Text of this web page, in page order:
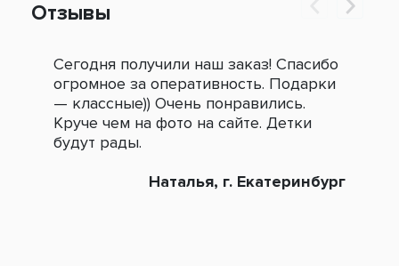
Отзывы
Сегодня получили наш заказ! Спасибо
огромное за оперативность. Подарки
— классные)) Очень понравились.
Круче чем на фото на сайте. Детки
будут рады.
Наталья, г. Екатеринбург